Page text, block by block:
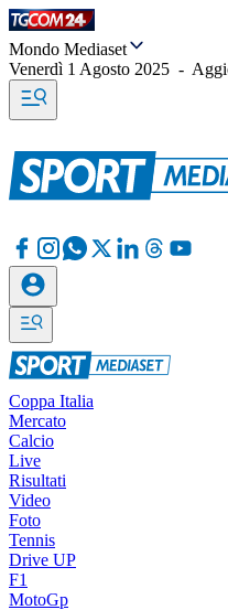
Mondo Mediaset
Venerdì 1 Agosto 2025 -
Coppa Italia
Mercato
Calcio
Live
Risultati
Video
Foto
Tennis
Drive UP
F1
MotoGp